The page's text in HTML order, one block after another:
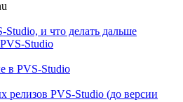
и что делать дальше
Studio
в PVS-Studio
релизов PVS-Studio (до версии